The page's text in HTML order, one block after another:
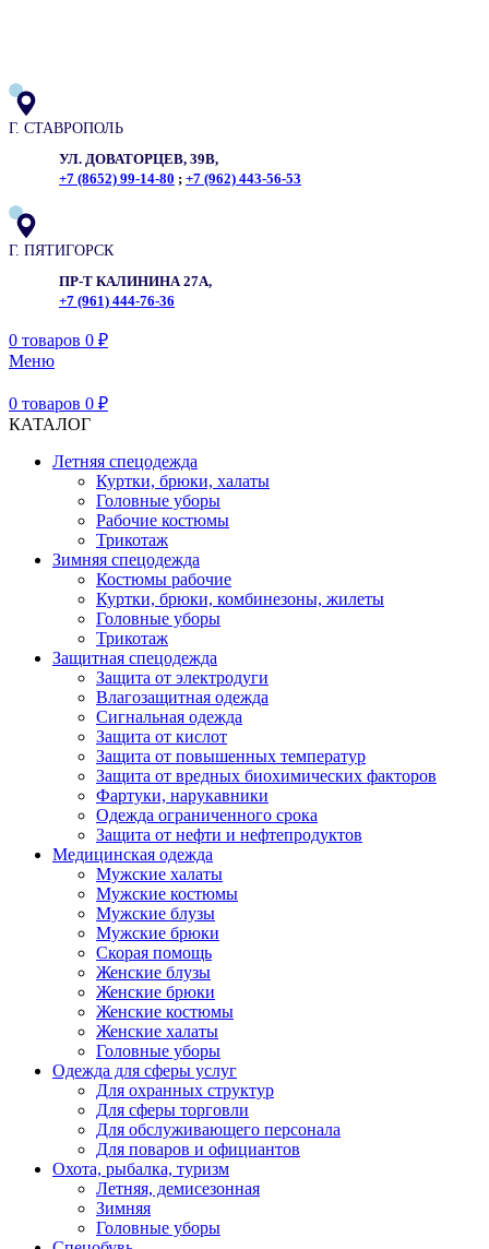
Г. СТАВРОПОЛЬ
УЛ. ДОВАТОРЦЕВ, 39В,
+7 (8652) 99-14-80 ; +7 (962) 443-56-53
Г. ПЯТИГОРСК
ПР-Т КАЛИНИНА 27А,
+7 (961) 444-76-36
0 товаров 0 ₽
Меню
0 товаров 0 ₽
КАТАЛОГ
Летняя спецодежда
Куртки, брюки, халаты
Головные уборы
Рабочие костюмы
Трикотаж
Зимняя спецодежда
Костюмы рабочие
Куртки, брюки, комбинезоны, жилеты
Головные уборы
Трикотаж
Защитная спецодежда
Защита от электродуги
Влагозащитная одежда
Сигнальная одежда
Защита от кислот
Защита от повышенных температур
Защита от вредных биохимических факторов
Фартуки, нарукавники
Одежда ограниченного срока
Защита от нефти и нефтепродуктов
Медицинская одежда
Мужские халаты
Мужские костюмы
Мужские блузы
Мужские брюки
Скорая помощь
Женские блузы
Женские брюки
Женские костюмы
Женские халаты
Головные уборы
Одежда для сферы услуг
Для охранных структур
Для сферы торговли
Для обслуживающего персонала
Для поваров и официантов
Охота, рыбалка, туризм
Летняя, демисезонная
Зимняя
Головные уборы